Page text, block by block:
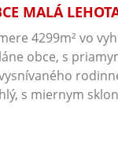
MALÁ
4299m² vo
obce, s
s miernym